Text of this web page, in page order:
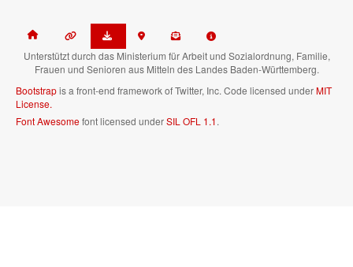
Unterstützt durch das Ministerium für Arbeit und Sozialordnung, Familie,
Frauen und Senioren aus Mitteln des Landes Baden-Württemberg.
Bootstrapis a front-end framework of Twitter, Inc. Code licensed underMIT
License.
Font Awesomefont licensed underSIL OFL 1.1.